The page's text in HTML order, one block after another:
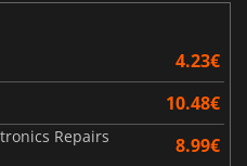
4.23€
10.48€
Repairs 8.99€